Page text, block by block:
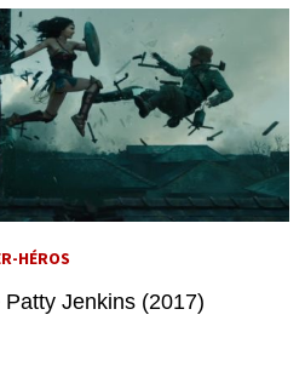
HÉROS
Jenkins (2017)